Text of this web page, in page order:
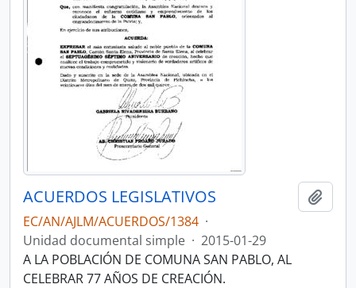
ACUERDOS LEGISLATIVOS
EC/AN/AJLM/ACUERDOS/1384 ·
Unidad documental simple · 2015-01-29
A LA POBLACIÓN DE COMUNA SAN PABLO, AL
CELEBRAR 77 AÑOS DE CREACIÓN.